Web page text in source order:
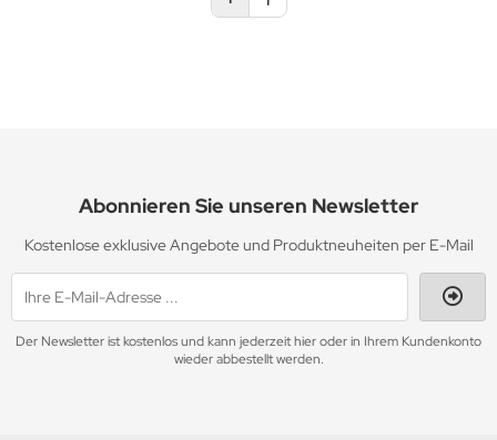
Abonnieren Sie unseren Newsletter
Kostenlose exklusive Angebote und Produktneuheiten per E-Mail
Der Newsletter ist kostenlos und kann jederzeit hier oder in Ihrem Kundenkonto
wieder abbestellt werden.